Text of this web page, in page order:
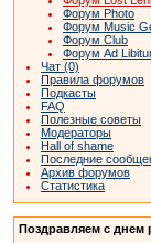
Форум Photo
Форум Music
Форум Club
Форум Ad
Чат (0)
Правила форумов
Подкасты
FAQ
Полезные советы
Модераторы
Hall of shame
Последние
Архив форумов
Статистика
Поздравляем с днем